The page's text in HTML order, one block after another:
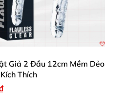
giây phút bên
và bạn gái đều rất hài
Giả 2 Đầu 12cm Mềm Dẻo
Thích